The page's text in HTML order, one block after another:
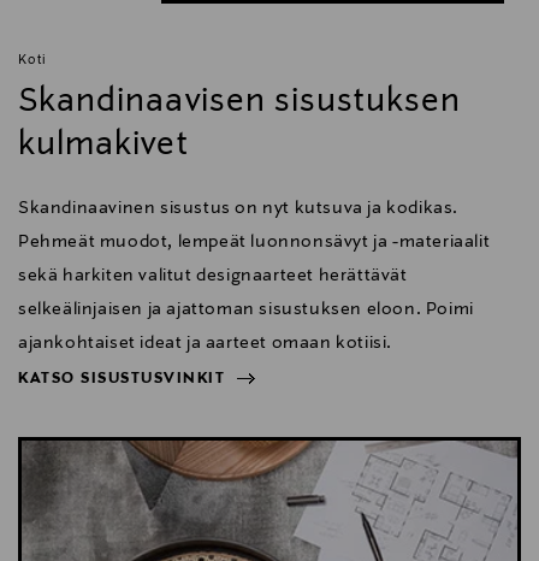
Koti
Skandinaavisen sisustuksen
kulmakivet
Skandinaavinen sisustus on nyt kutsuva ja kodikas.
Pehmeät muodot, lempeät luonnonsävyt ja -materiaalit
sekä harkiten valitut designaarteet herättävät
selkeälinjaisen ja ajattoman sisustuksen eloon. Poimi
ajankohtaiset ideat ja aarteet omaan kotiisi.
KATSO SISUSTUSVINKIT
KATSO SISUSTUSVINKIT